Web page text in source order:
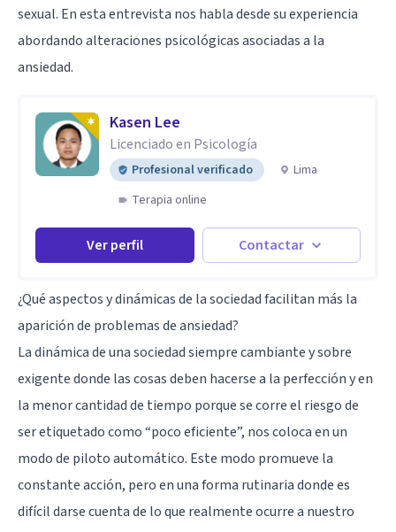
sexual. En esta entrevista nos habla desde su experiencia
abordando alteraciones psicológicas asociadas a la
ansiedad.
Kasen Lee
Licenciado en Psicología
Profesional verificado
Lima
Terapia online
Ver perfil Contactar
¿Qué aspectos y dinámicas de la sociedad facilitan más la
aparición de problemas de ansiedad?
La dinámica de una sociedad siempre cambiante y sobre
exigente donde las cosas deben hacerse a la perfección y en
la menor cantidad de tiempo porque se corre el riesgo de
ser etiquetado como “poco eficiente”, nos coloca en un
modo de piloto automático. Este modo promueve la
constante acción, pero en una forma rutinaria donde es
difícil darse cuenta de lo que realmente ocurre a nuestro